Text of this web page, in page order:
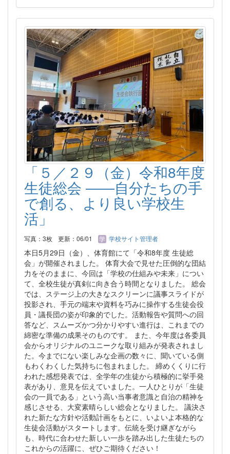
「５／２９（金）令和8年度
生徒総会 ――自分たちの手
で創る、より良い学校生
活」
写真：3枚 更新：06/01 学校サイト管理者
本日5月29日（金）、体育館にて「令和8年度 生徒総
会」が開催されました。 体育大会で見せた圧倒的な団結
力をそのままに、今回は「学校の仕組みや未来」につい
て、全校生徒が真剣に向き合う時間となりました。 総会
では、ステージ上の大きなスクリーンに議事スライドが
投影され、手元の端末や資料を巧みに操作する生徒会役
員・議長団の姿が印象的でした。活動報告や質問への回
答など、スムーズかつ分かりやすい進行は、これまでの
綿密な準備の成果そのものです。 また、今年度は各委員
会からオリジナルのユニークな取り組みが発表されまし
た。今までにない楽しみな企画の数々に、聞いている側
もわくわくした気持ちに包まれました。 締めくくりに行
われた感想発表では、全学年の生徒から積極的に挙手発
表があり、意見を伝えていました。一人ひとりが「生徒
会の一員である」という高い当事者意識と自治の精神を
感じさせる、大変素晴らしい総会となりました。 議決さ
れた新たな方針や活動計画をもとに、いよいよ本格的な
生徒会活動がスタートします。伝統を受け継ぎながら
も、時代に合わせた新しい一歩を踏み出した生徒たちの
これからの活躍に、ぜひご期待ください！